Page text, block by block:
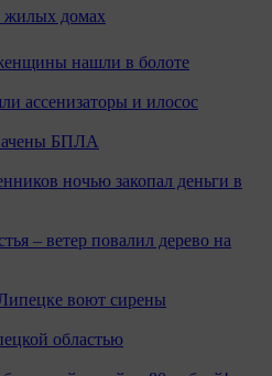
жилых домах
нашли в болоте
ассенизаторы и илосос
БПЛА
ночью закопал деньги в
– ветер повалил дерево на
воют сирены
областью